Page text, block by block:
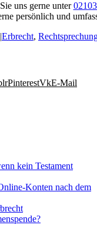
uns gerne unter
persönlich und
|Erbrecht,
PinterestVkE-Mail
kein Testament
Konten nach dem